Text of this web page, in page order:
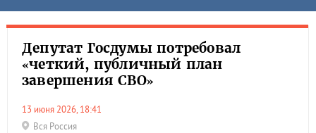
Депутат Госдумы потребовал
«четкий, публичный план
завершения СВО»
13 июня 2026, 18:41
Вся Россия